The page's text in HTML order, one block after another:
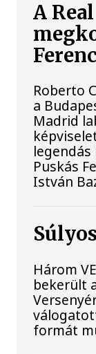
A
Roberto
a
Madrid
Puskás
István
Három
bekerült
formát